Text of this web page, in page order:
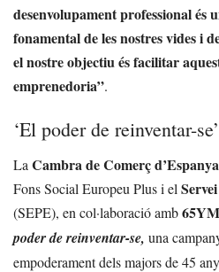
desenvolupament professional és
fonamental de les nostres vides i
el nostre objectiu és facilitar
emprenedoria”.
‘El poder de reinventar-se’
La Cambra de Comerç d’Espanya
Fons Social Europeu Plus i el
(SEPE), en col·laboració amb
poder de reinventar-se, una
empoderament dels majors de 45